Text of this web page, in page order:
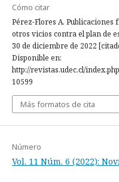
Cómo citar
Pérez-Flores A.
otros vicios contra el plan de
30 de diciembre de 2022
Disponible en:
http://revistas.udec.cl/
10599
Más formatos de cita
Número
Vol. 11 Núm. 6 (2022):